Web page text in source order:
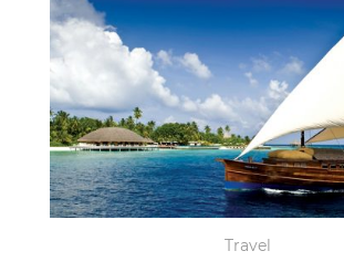
Travel